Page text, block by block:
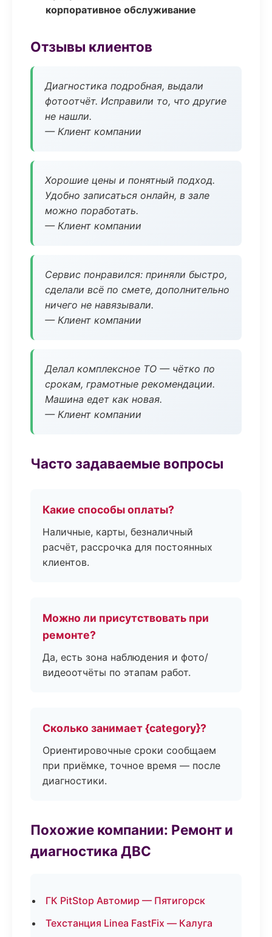
корпоративное обслуживание
Отзывы клиентов
Диагностика подробная, выдали
фотоотчёт. Исправили то, что другие
не нашли.
— Клиент компании
Хорошие цены и понятный подход.
Удобно записаться онлайн, в зале
можно поработать.
— Клиент компании
Сервис понравился: приняли быстро,
сделали всё по смете, дополнительно
ничего не навязывали.
— Клиент компании
Делал комплексное ТО — чётко по
срокам, грамотные рекомендации.
Машина едет как новая.
— Клиент компании
Часто задаваемые вопросы
Какие способы оплаты?
Наличные, карты, безналичный
расчёт, рассрочка для постоянных
клиентов.
Можно ли присутствовать при
ремонте?
Да, есть зона наблюдения и фото/
видеоотчёты по этапам работ.
Сколько занимает {category}?
Ориентировочные сроки сообщаем
при приёмке, точное время — после
диагностики.
Похожие компании: Ремонт и
диагностика ДВС
ГК PitStop Автомир — Пятигорск
Техстанция Linea FastFix — Калуга